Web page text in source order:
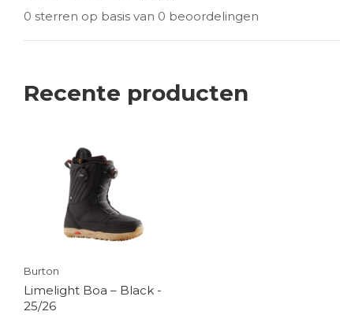
0 sterren op basis van 0 beoordelingen
Recente producten
Burton
Limelight Boa – Black -
25/26